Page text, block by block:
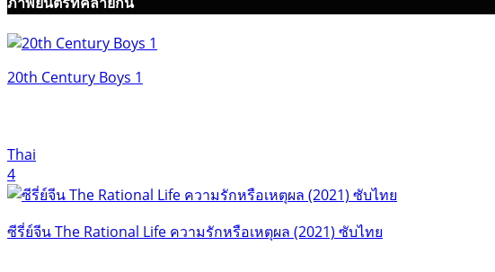
20th Century Boys 1
Thai
4
ซีรี่ย์จีน The Rational Life ความรักหรือเหตุผล (2021) ซับไทย